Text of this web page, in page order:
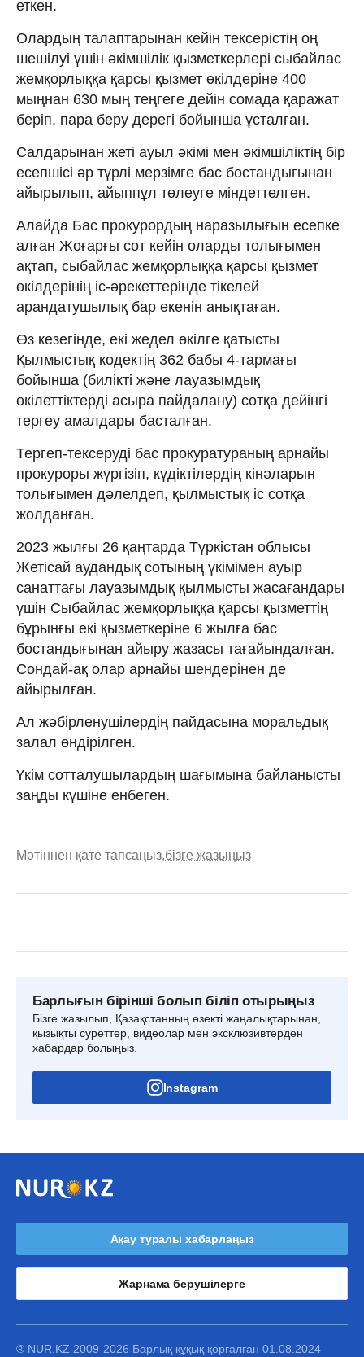
еткен.
Олардың талаптарынан кейін тексерістің оң
шешілуі үшін әкімшілік қызметкерлері сыбайлас
жемқорлыққа қарсы қызмет өкілдеріне 400
мыңнан 630 мың теңгеге дейін сомада қаражат
беріп, пара беру дерегі бойынша ұсталған.
Салдарынан жеті ауыл әкімі мен әкімшіліктің бір
есепшісі әр түрлі мерзімге бас бостандығынан
айырылып, айыппұл төлеуге міндеттелген.
Алайда Бас прокурордың наразылығын есепке
алған Жоғарғы сот кейін оларды толығымен
ақтап, сыбайлас жемқорлыққа қарсы қызмет
өкілдерінің іс-әрекеттерінде тікелей
арандатушылық бар екенін анықтаған.
Өз кезегінде, екі жедел өкілге қатысты
Қылмыстық кодектің 362 бабы 4-тармағы
бойынша (билiктi және лауазымдық
өкiлеттiктерді асыра пайдалану) сотқа дейінгі
тергеу амалдары басталған.
Тергеп-тексеруді бас прокуратураның арнайы
прокуроры жүргізіп, күдіктілердің кінәларын
толығымен дәлелдеп, қылмыстық іс сотқа
жолданған.
2023 жылғы 26 қаңтарда Түркістан облысы
Жетісай аудандық сотының үкімімен ауыр
санаттағы лауазымдық қылмысты жасағандары
үшін Сыбайлас жемқорлыққа қарсы қызметтің
бұрынғы екі қызметкеріне 6 жылға бас
бостандығынан айыру жазасы тағайындалған.
Сондай-ақ олар арнайы шендерінен де
айырылған.
Ал жәбірленушілердің пайдасына моральдық
залал өндірілген.
Үкім сотталушылардың шағымына байланысты
заңды күшіне енбеген.
Мәтіннен қате тапсаңыз,бізге жазыңыз
Барлығын бірінші болып біліп отырыңыз
Бізге жазылып, Қазақстанның өзекті жаңалықтарынан,
қызықты суреттер, видеолар мен эксклюзивтерден
хабардар болыңыз.
Instagram
Ақау туралы хабарлаңыз
Жарнама берушілерге
® NUR.KZ 2009-2026 Барлық құқық қорғалған 01.08.2024